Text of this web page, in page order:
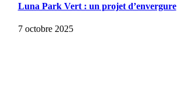
Luna Park Vert : un projet d’envergure
7 octobre 2025